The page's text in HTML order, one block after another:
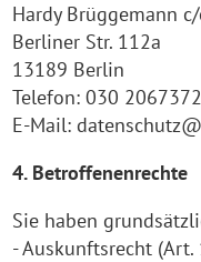
Hardy Brüggemann
Berliner Str. 112a
13189 Berlin
Telefon: 030
E-Mail:
4. Betroffenenrechte
Sie haben
- Auskunftsrecht (Art.